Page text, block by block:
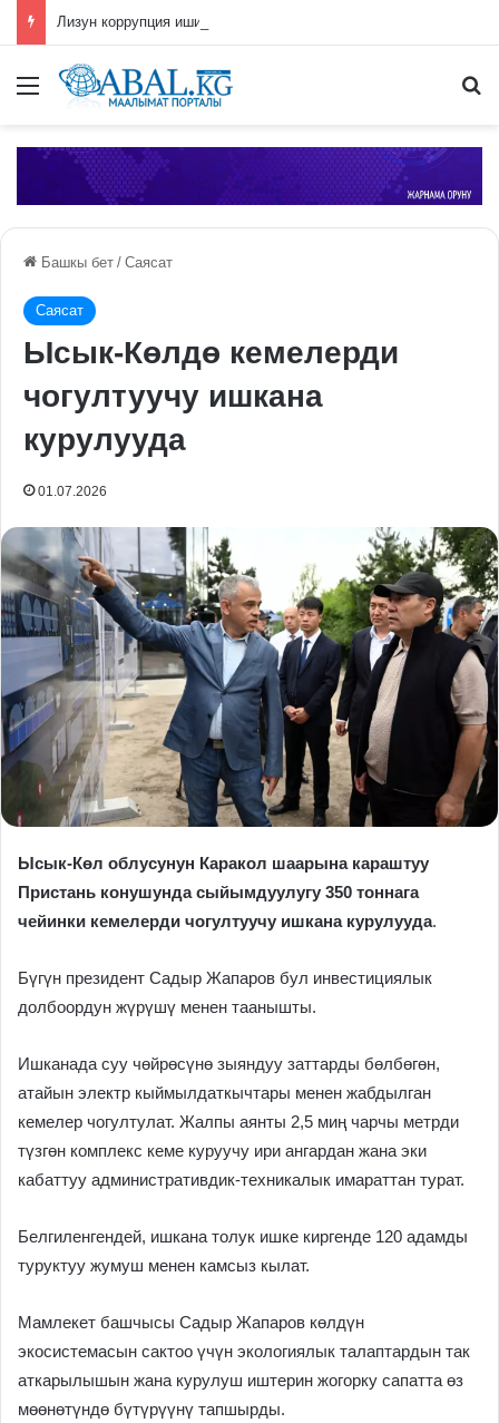
Лизун коррупция иши боюнча СИЗОго камакка алынды
Меню
Башкы бет / Саясат
Саясат
Ысык-Көлдө кемелерди
чогултуучу ишкана
курулууда
01.07.2026
Ысык-Көл облусунун Каракол шаарына караштуу
Пристань конушунда сыйымдуулугу 350 тоннага
чейинки кемелерди чогултуучу ишкана курулууда.
Бүгүн президент Садыр Жапаров бул инвестициялык
долбоордун жүрүшү менен таанышты.
Ишканада суу чөйрөсүнө зыяндуу заттарды бөлбөгөн,
атайын электр кыймылдаткычтары менен жабдылган
кемелер чогултулат. Жалпы аянты 2,5 миң чарчы метрди
түзгөн комплекс кеме куруучу ири ангардан жана эки
кабаттуу административдик-техникалык имараттан турат.
Белгиленгендей, ишкана толук ишке киргенде 120 адамды
туруктуу жумуш менен камсыз кылат.
Мамлекет башчысы Садыр Жапаров көлдүн
экосистемасын сактоо үчүн экологиялык талаптардын так
аткарылышын жана курулуш иштерин жогорку сапатта өз
мөөнөтүндө бүтүрүүнү тапшырды.